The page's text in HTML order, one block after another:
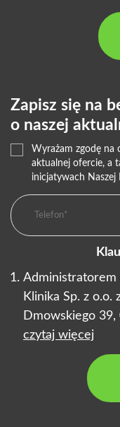
Zapisz się na
o naszej
Wyrażam zgodę na
aktualnej ofercie, a
inicjatywach Naszej
Administratorem
Klinika Sp. z o.o.
Dmowskiego
czytaj więcej